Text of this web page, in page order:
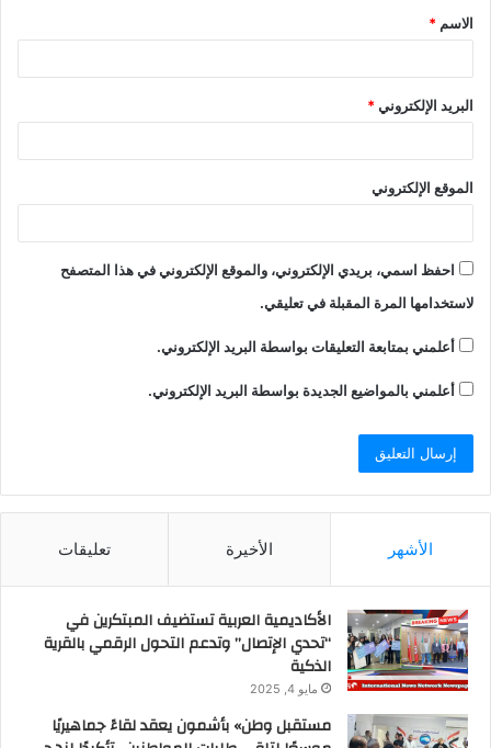
الاسم *
البريد الإلكتروني*
الموقع الإلكتروني
احفظ اسمي، بريدي الإلكتروني، والموقع الإلكتروني في هذا المتصفح
لاستخدامها المرة المقبلة في تعليقي.
أعلمني بمتابعة التعليقات بواسطة البريد الإلكتروني.
أعلمني بالمواضيع الجديدة بواسطة البريد الإلكتروني.
الأشهر الأخيرة تعليقات
الأكاديمية العربية تستضيف المبتكرين في
“تحدي الإتصال” وتدعم التحول الرقمي بالقرية
الذكية
مايو 4, 2025
مستقبل وطن» بأشمون يعقد لقاءً جماهيريًا